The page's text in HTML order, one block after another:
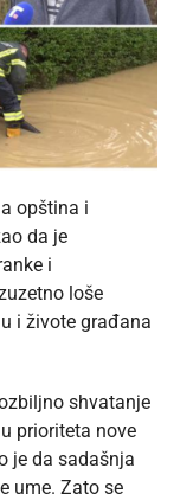
opština i
da je
i
loše
i živote građana
shvatanje
prioriteta nove
je da sadašnja
ume. Zato se